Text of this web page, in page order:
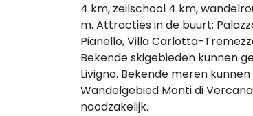
4 km, zeilschool 4 km,
m. Attracties in de buurt:
Pianello, Villa Carlotta-
Bekende skigebieden kunnen
Livigno. Bekende meren
Wandelgebied Monti di
noodzakelijk.